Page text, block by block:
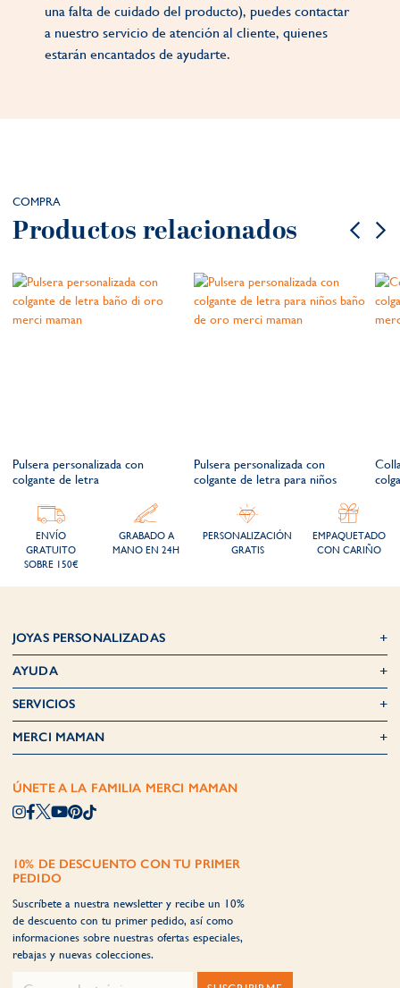
una falta de cuidado del producto), puedes contactar
a nuestro servicio de atención al cliente, quienes
estarán encantados de ayudarte.
COMPRA
Productos relacionados
Pulsera personalizada con
colgante de letra
Pulsera personalizada con
colgante de letra para niños
ENVÍO
GRATUITO
SOBRE 150€
GRABADO A
MANO EN 24H
PERSONALIZACIÓN
GRATIS
EMPAQUETADO
CON CARIÑO
JOYAS PERSONALIZADAS
AYUDA
SERVICIOS
MERCI MAMAN
ÚNETE A LA FAMILIA MERCI MAMAN
10% DE DESCUENTO CON TU PRIMER
PEDIDO
Suscríbete a nuestra newsletter y recibe un 10%
de descuento con tu primer pedido, así como
informaciones sobre nuestras ofertas especiales,
rebajas y nuevas colecciones.